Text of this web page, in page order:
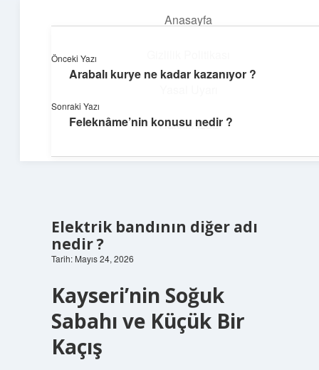
Anasayfa
Hakkımızda
Neşeli Fikir Köşesi
Hayatına neşe katan kısa hikayeler!
Elektrik bandının diğer adı
nedir ?
Tarih: Mayıs 24, 2026
Kayseri’nin Soğuk
Sabahı ve Küçük Bir
Kaçış
Önceki Yazı
Arabalı kurye ne kadar kazanıyor ?
Sonraki Yazı
Feleknâme’nin konusu nedir ?